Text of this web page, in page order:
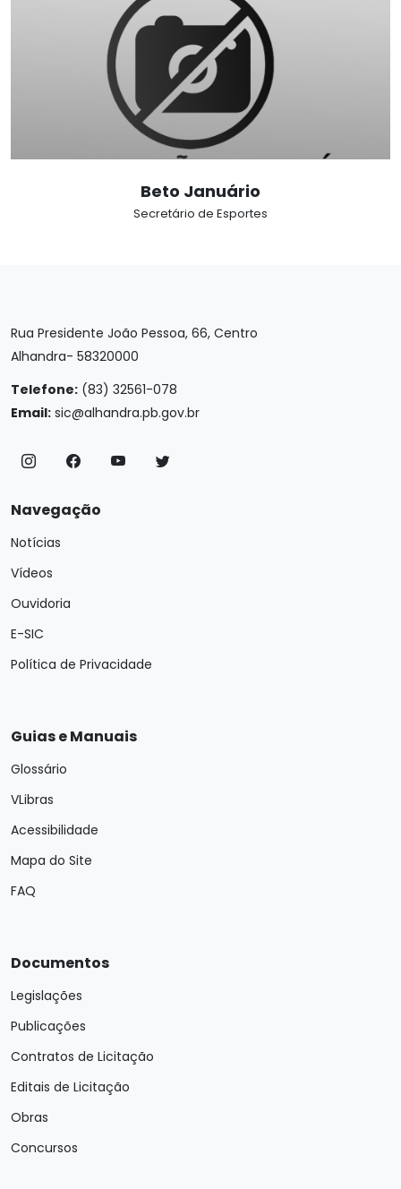
Beto Januário
Secretário de Esportes
Rua Presidente João Pessoa, 66, Centro
Alhandra- 58320000
Telefone: (83) 32561-078
Email: sic@alhandra.pb.gov.br
Navegação
Notícias
Vídeos
Ouvidoria
E-SIC
Política de Privacidade
Guias e Manuais
Glossário
VLibras
Acessibilidade
Mapa do Site
FAQ
Documentos
Legislações
Publicações
Contratos de Licitação
Editais de Licitação
Obras
Concursos